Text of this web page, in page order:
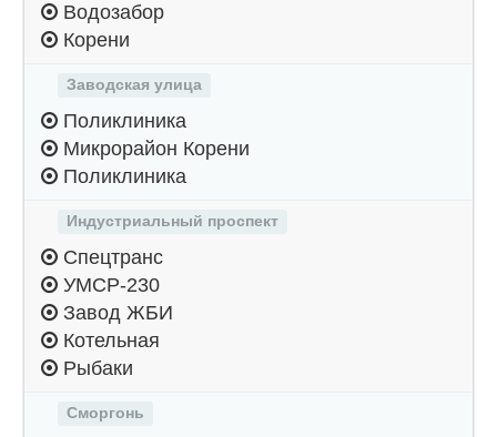
Водозабор
Корени
Заводская улица
Поликлиника
Микрорайон Корени
Поликлиника
Индустриальный проспект
Спецтранс
УМСР-230
Завод ЖБИ
Котельная
Рыбаки
Сморгонь